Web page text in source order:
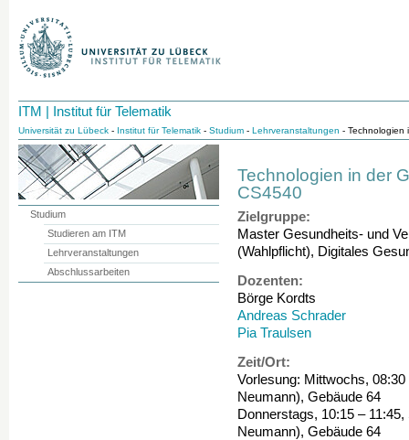
ITM | Institut für Telematik
Universität zu Lübeck - Institut für Telematik - Studium - Lehrveranstaltungen - Technologien
Technologien in der
CS4540
Zielgruppe:
Master Gesundheits- und
(Wahlpflicht), Digitales
Dozenten:
Börge Kordts
Andreas Schrader
Pia Traulsen
Zeit/Ort:
Vorlesung: Mittwochs,
Neumann), Gebäude 64
Donnerstags, 10:15 –
Neumann), Gebäude 64
Studium
Studieren am ITM
Lehrveranstaltungen
Abschlussarbeiten